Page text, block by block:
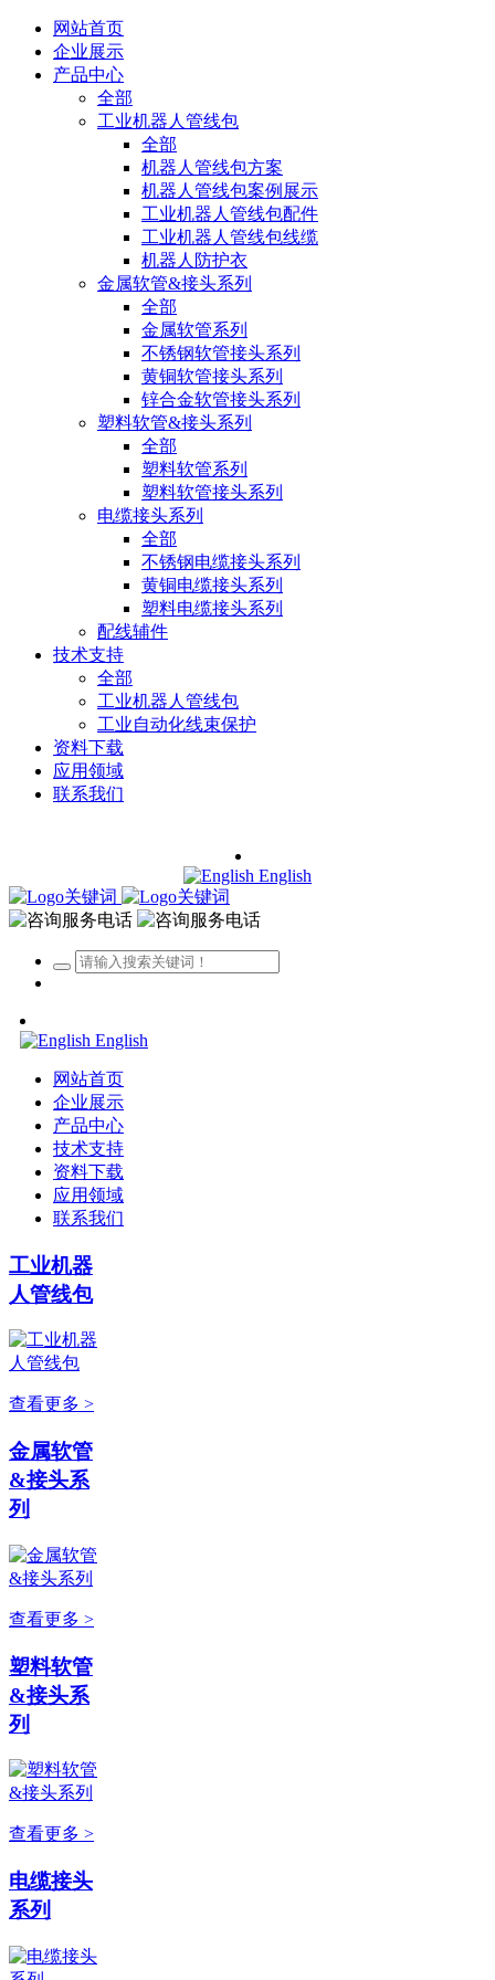
网站首页
企业展示
产品中心
全部
工业机器人管线包
全部
机器人管线包方案
机器人管线包案例展示
工业机器人管线包配件
工业机器人管线包线缆
机器人防护衣
金属软管&接头系列
全部
金属软管系列
不锈钢软管接头系列
黄铜软管接头系列
锌合金软管接头系列
塑料软管&接头系列
全部
塑料软管系列
塑料软管接头系列
电缆接头系列
全部
不锈钢电缆接头系列
黄铜电缆接头系列
塑料电缆接头系列
配线辅件
技术支持
全部
工业机器人管线包
工业自动化线束保护
资料下载
应用领域
联系我们
English
English
网站首页
企业展示
产品中心
技术支持
资料下载
应用领域
联系我们
工业机器
人管线包
查看更多 >
金属软管
&接头系
列
查看更多 >
塑料软管
&接头系
列
查看更多 >
电缆接头
系列